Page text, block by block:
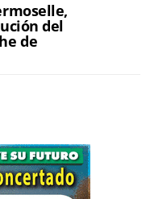
del
de